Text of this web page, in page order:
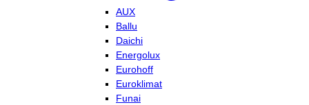
AUX
Ballu
Daichi
Energolux
Eurohoff
Euroklimat
Funai